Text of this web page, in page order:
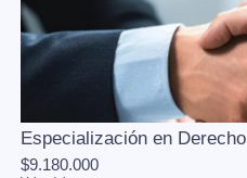
Especialización en Derecho
$9.180.000